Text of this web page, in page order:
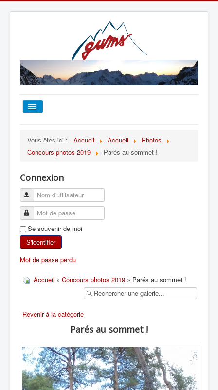
TOUT SUR LE GUMS
ESCALADE
ALPINISME
SKI DE RANDONNÉE
RANDONNÉE SPORTIVE
Vous êtes ici : Accueil Accueil
Photos
Concours photos 2019
Parés au sommet !
Connexion
Se souvenir de moi
S'identifier
Mot de passe perdu
Accueil » Concours photos 2019 » Parés au sommet !
Revenir à la catégorie
Parés au sommet !